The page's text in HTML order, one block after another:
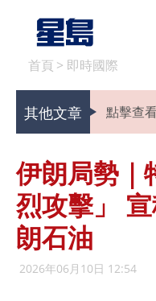
首頁 > 即時國際
其他文章 點擊查
伊朗局勢｜
烈攻擊」
朗石油
2026年06月10日 12:54